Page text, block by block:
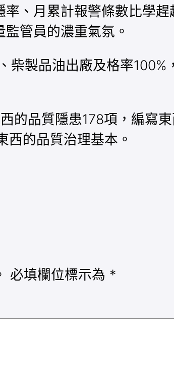
、月累計報警條數比學
管員的濃重氣氛。
柴製品油出廠及格率
的品質隱患178項，編寫
西的品質治理基本。
必填欄位標示為 *